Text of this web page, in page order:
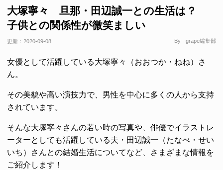
大塚寧々 旦那・田辺誠一との生活は？
子供との関係性が微笑ましい
更新： 2020-09-08 By - grape編集部
女優として活躍している大塚寧々（おおつか・ねね）さ
ん。
その美貌や高い演技力で、男性を中心に多くの人から支持
されています。
そんな大塚寧々さんの若い時の写真や、俳優でイラストレ
ーターとしても活躍している夫・田辺誠一（たなべ・せい
いち）さんとの結婚生活についてなど、さまざまな情報を
ご紹介します！